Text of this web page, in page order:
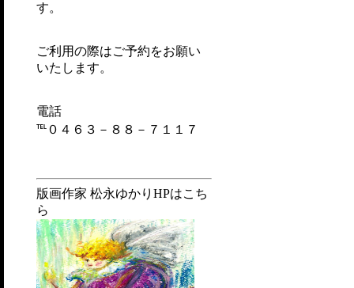
す。
ご利用の際はご予約をお願い
いたします。
電話
℡０４６３－８８－７１１７
版画作家 松永ゆかりHPはこち
ら